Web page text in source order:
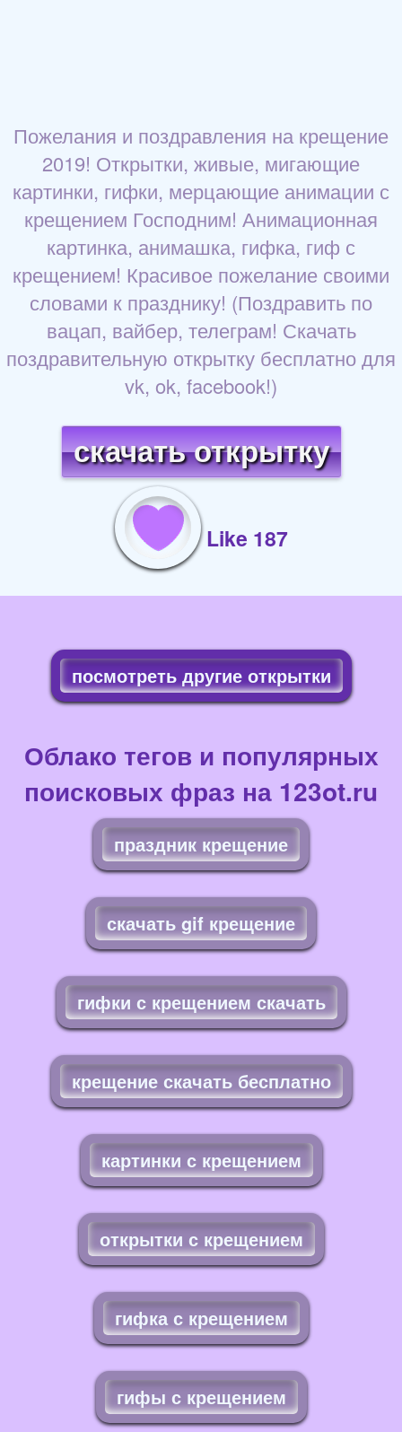
Пожелания и поздравления на крещение
2019! Открытки, живые, мигающие
картинки, гифки, мерцающие анимации с
крещением Господним! Анимационная
картинка, анимашка, гифка, гиф с
крещением! Красивое пожелание своими
словами к празднику! (Поздравить по
вацап, вайбер, телеграм! Скачать
поздравительную открытку бесплатно для
vk, ok, facebook!)
скачать открытку
Like 187
посмотреть другие открытки
Облако тегов и популярных
поисковых фраз на 123ot.ru
праздник крещение
скачать gif крещение
гифки с крещением скачать
крещение скачать бесплатно
картинки с крещением
открытки с крещением
гифка с крещением
гифы с крещением